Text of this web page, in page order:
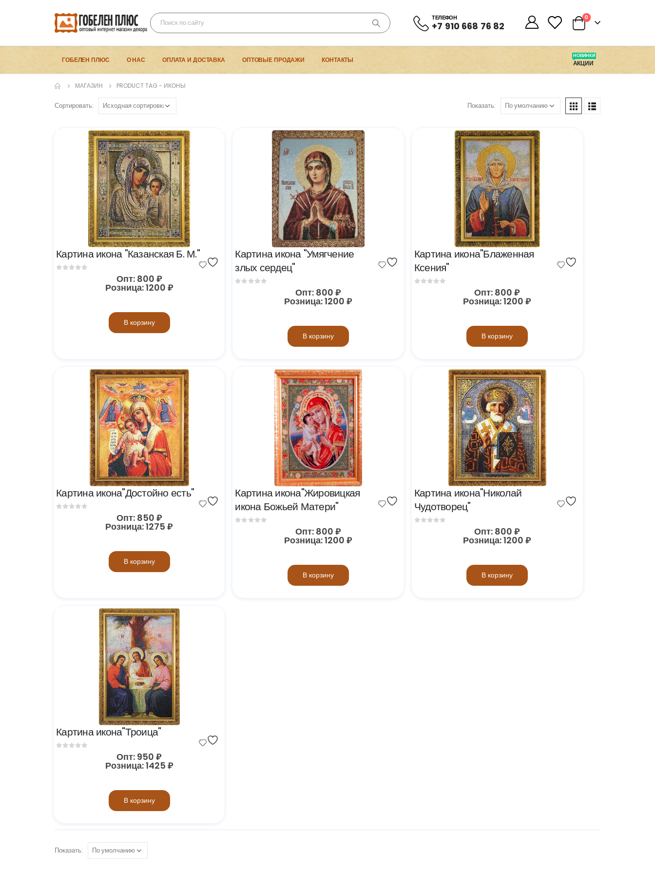
ТЕЛЕФОН
+7 910 668 76 82
0 0
ГОБЕЛЕН ПЛЮС О НАС ОПЛАТА И ДОСТАВКА ОПТОВЫЕ ПРОДАЖИ КОНТАКТЫ АКЦИИ
НОВИНКИ
МАГАЗИН PRODUCT TAG - ИКОНЫ
Сортировать: Показать:
Картина икона "Казанская Б. М."
Опт: 800 ₽
Розница:1200 ₽
В корзину
Картина икона "Умягчение
злых сердец"
Опт: 800₽
Розница:1200₽
В корзину
Картина икона"Блаженная
Ксения"
Опт: 800₽
Розница:1200₽
В корзину
Картина икона"Достойно есть"
Опт: 850 ₽
Розница:1275₽
В корзину
Картина икона"Жировицкая
икона Божьей Матери"
Опт: 800₽
Розница:1200₽
В корзину
Картина икона"Николай
Чудотворец"
Опт: 800₽
Розница:1200₽
В корзину
Картина икона"Троица"
Опт: 950₽
Розница:1425 ₽
В корзину
Показать: